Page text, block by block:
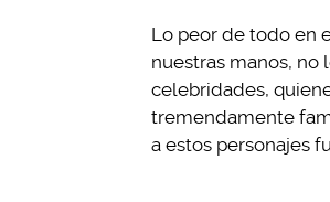
Lo peor de todo en
nuestras manos, no
celebridades,
tremendamente
a estos personajes